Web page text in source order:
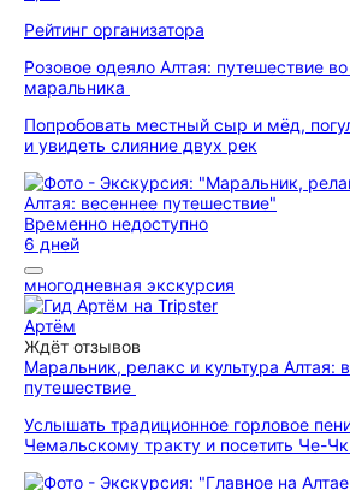
Рейтинг организатора
Розовое одеяло Алтая: путешествие
маральника
Попробовать местный сыр и мёд,
и увидеть слияние двух рек
Временно недоступно
6 дней
многодневная экскурсия
Артём
Ждёт отзывов
Маральник, релакс и культура Алтая:
путешествие
Услышать традиционное горловое
Чемальскому тракту и посетить Че-